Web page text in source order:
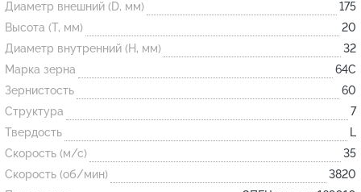
Огнеупорные
изделия
Скачать каталог
Тигель
Муфель
Черпак
Диаметр внешний (D, мм)
175
Высота (T, мм)
20
Диаметр внутренний (H, мм)
32
Марка зерна
64С
Зернистость
60
Структура
7
Твердость
L
Скорость (м/с)
35
Скорость (об/мин)
3820